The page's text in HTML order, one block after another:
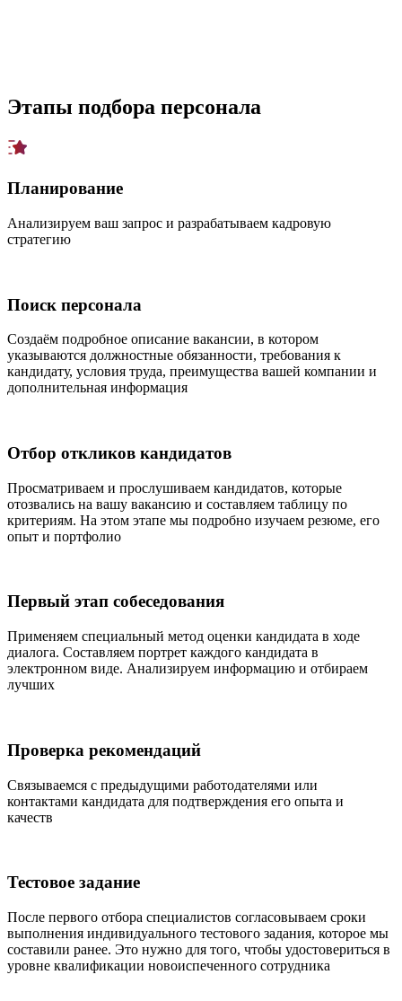
Этапы подбора персонала
Планирование
Анализируем ваш запрос и разрабатываем кадровую
стратегию
Поиск персонала
Создаём подробное описание вакансии, в котором
указываются должностные обязанности, требования к
кандидату, условия труда, преимущества вашей компании и
дополнительная информация
Отбор откликов кандидатов
Просматриваем и прослушиваем кандидатов, которые
отозвались на вашу вакансию и составляем таблицу по
критериям. На этом этапе мы подробно изучаем резюме, его
опыт и портфолио
Первый этап собеседования
Применяем специальный метод оценки кандидата в ходе
диалога. Составляем портрет каждого кандидата в
электронном виде. Анализируем информацию и отбираем
лучших
Проверка рекомендаций
Связываемся с предыдущими работодателями или
контактами кандидата для подтверждения его опыта и
качеств
Тестовое задание
После первого отбора специалистов согласовываем сроки
выполнения индивидуального тестового задания, которое мы
составили ранее. Это нужно для того, чтобы удостовериться в
уровне квалификации новоиспеченного сотрудника